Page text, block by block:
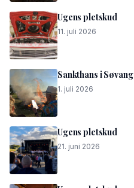
Ugens pletskud
11. juli 2026
Sankthans i Søvang
1. juli 2026
Ugens pletskud
21. juni 2026